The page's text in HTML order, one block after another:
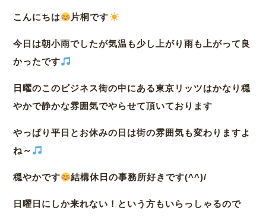
こんにちは 片桐です
今日は朝小雨でしたが気温も少し上がり雨も上がって良
かったです
日曜のこのビジネス街の中にある東京リッツはかなり穏
やかで静かな雰囲気でやらせて頂いております
やっぱり平日とお休みの日は街の雰囲気も変わりますよ
ね～
穏やかです 結構休日の事務所好きです(^^)/
日曜日にしか来れない！という方もいらっしゃるので